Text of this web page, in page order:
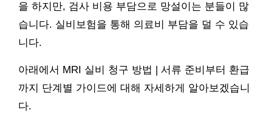
을 하지만, 검사 비용 부담으로 망설이는 분들이 많
습니다. 실비보험을 통해 의료비 부담을 덜 수 있습
니다.
아래에서 MRI 실비 청구 방법 | 서류 준비부터 환급
까지 단계별 가이드에 대해 자세하게 알아보겠습니
다.